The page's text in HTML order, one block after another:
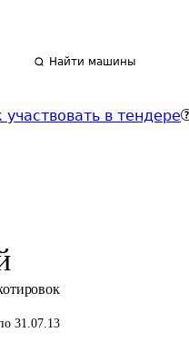
Найти машины
участвовать в тендере
31.07.13